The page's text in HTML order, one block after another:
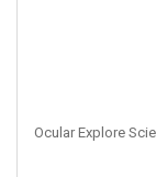
Ocular Explore